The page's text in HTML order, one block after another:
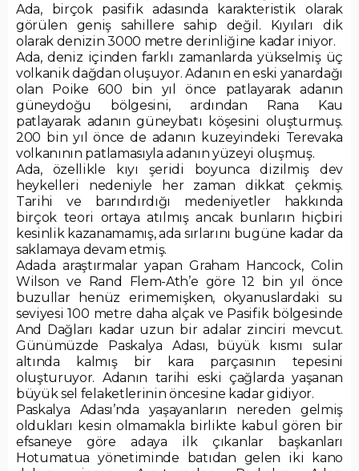
Ada, birçok pasifik adasında karakteristik olarak
görülen geniş sahillere sahip değil. Kıyıları dik
olarak denizin 3000 metre derinliğine kadar iniyor.
Ada, deniz içinden farklı zamanlarda yükselmiş üç
volkanik dağdan oluşuyor. Adanın en eski yanardağı
olan Poike 600 bin yıl önce patlayarak adanın
güneydoğu bölgesini, ardından Rana Kau
patlayarak adanın güneybatı köşesini oluşturmuş.
200 bin yıl önce de adanın kuzeyindeki Terevaka
volkanının patlamasıyla adanın yüzeyi oluşmuş.
Ada, özellikle kıyı şeridi boyunca dizilmiş dev
heykelleri nedeniyle her zaman dikkat çekmiş.
Tarihi ve barındırdığı medeniyetler hakkında
birçok teori ortaya atılmış ancak bunların hiçbiri
kesinlik kazanamamış, ada sırlarını bugüne kadar da
saklamaya devam etmiş.
Adada araştırmalar yapan Graham Hancock, Colin
Wilson ve Rand Flem-Ath’e göre 12 bin yıl önce
buzullar henüz erimemişken, okyanuslardaki su
seviyesi 100 metre daha alçak ve Pasifik bölgesinde
And Dağları kadar uzun bir adalar zinciri mevcut.
Günümüzde Paskalya Adası, büyük kısmı sular
altında kalmış bir kara parçasının tepesini
oluşturuyor. Adanın tarihi eski çağlarda yaşanan
büyük sel felaketlerinin öncesine kadar gidiyor.
Paskalya Adası’nda yaşayanların nereden gelmiş
oldukları kesin olmamakla birlikte kabul gören bir
efsaneye göre adaya ilk çıkanlar başkanları
Hotumatua yönetiminde batıdan gelen iki kano